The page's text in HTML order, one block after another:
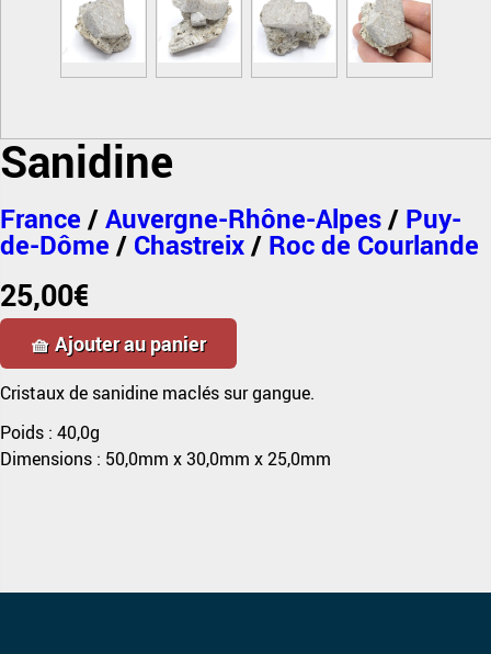
Sanidine
France /Auvergne-Rhône-Alpes/ Puy-
de-Dôme / Chastreix/ Roc de Courlande
25,00€
🧺 Ajouter au panier
Cristaux de sanidine maclés sur gangue.
Poids : 40,0g
Dimensions : 50,0mm x30,0mm x25,0mm